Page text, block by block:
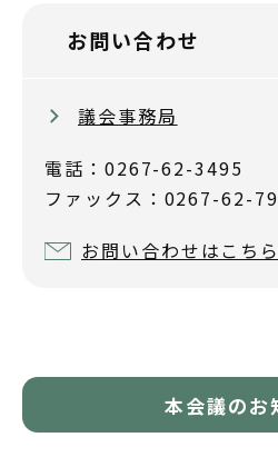
お問い合わせ
議会事務局
電話：0267-62-3495
ファックス：0267-62-
お問い合わせはこち
本会議のお